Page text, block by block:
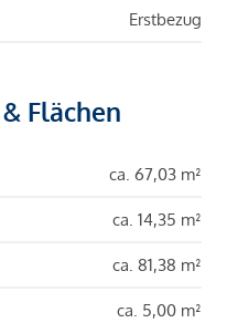
Erstbezug
Flächen
ca. 67,03 m²
ca. 14,35 m²
ca. 81,38 m²
ca. 5,00 m²